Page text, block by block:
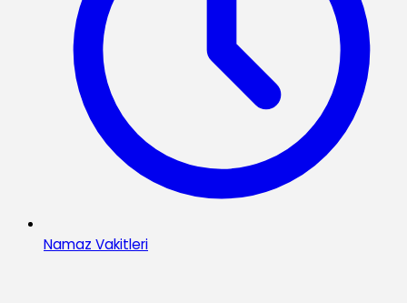
Namaz Vakitleri